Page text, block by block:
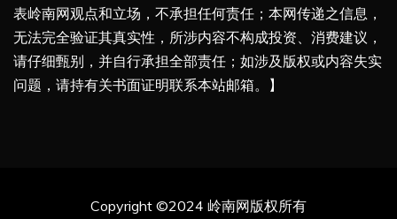
表岭南网观点和立场，不承担任何责任；本网传递之信息，
无法完全验证其真实性，所涉内容不构成投资、消费建议，
请仔细甄别，并自行承担全部责任；如涉及版权或内容失实
问题，请持有关书面证明联系本站邮箱。】
Copyright ©2024 岭南网版权所有